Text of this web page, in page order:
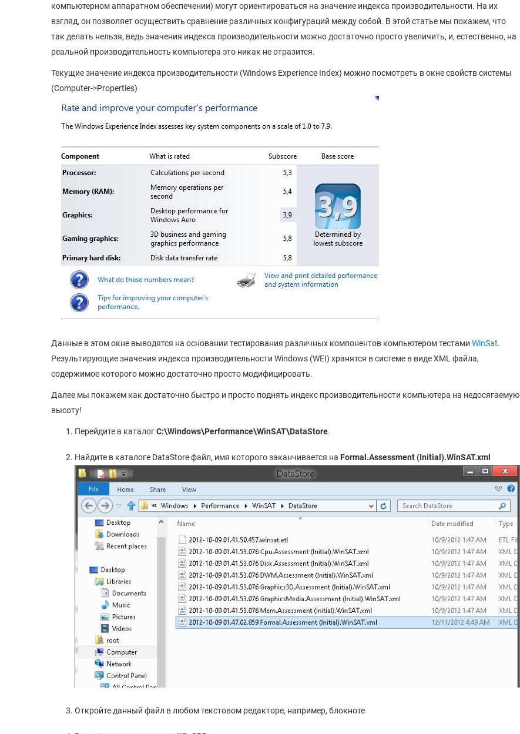
компьютерном аппаратном обеспечении) могут ориентироваться на значение индекса производительности. На их
взгляд, он позволяет осуществить сравнение различных конфигураций между собой. В этой статье мы покажем, что
так делать нельзя, ведь значения индекса производительности можно достаточно просто увеличить, и, естественно, на
реальной производительность компьютера это никак не отразится.
Текущие значение индекса производительности (Windows Experience Index) можно посмотреть в окне свойств системы
(Computer->Properties)
Данные в этом окне выводятся на основании тестирования различных компонентов компьютером тестами WinSat.
Результирующие значения индекса производительности Windows (WEI) хранятся в системе в виде XML файла,
содержимое которого можно достаточно просто модифицировать.
Далее мы покажем как достаточно быстро и просто поднять индекс производительности компьютера на недосягаемую
высоту!
Перейдите в каталогC:\Windows\Performance\WinSAT\DataStore.
Найдите в каталоге DataStore файл, имя которого заканчивается на Formal.Assessment (Initial).WinSAT.xml
Откройте данный файл в любом текстовом редакторе, например, блокноте